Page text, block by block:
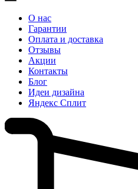
О нас
Гарантии
Оплата и доставка
Отзывы
Акции
Контакты
Блог
Идеи дизайна
Яндекс Сплит